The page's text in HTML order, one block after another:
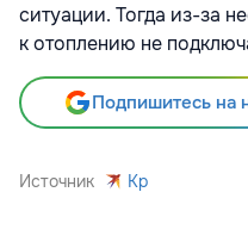
ситуации. Тогда из-за
к отоплению не
Подпишитесь на
Источник Kp